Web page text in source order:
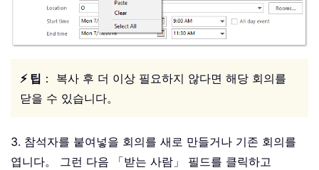
⚡ 팁 ： 복사 후 더 이상 필요하지 않다면 해당 회의를
닫을 수 있습니다。
3. 참석자를 붙여넣을 회의를 새로 만들거나 기존 회의를
엽니다。 그런 다음 「받는 사람」 필드를 클릭하고